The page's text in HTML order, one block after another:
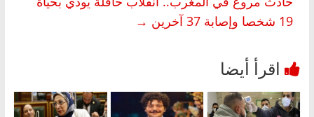
19 شخصا وإصابة 37 آخرين
→